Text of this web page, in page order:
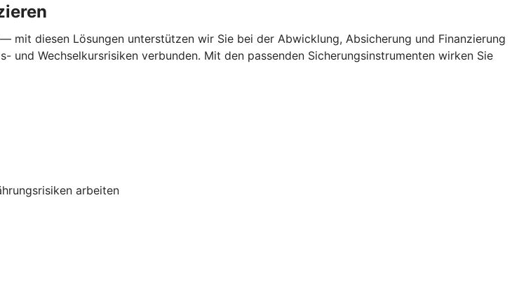
diesen Lösungen unterstützen wir Sie bei der Abwicklung, Absicherung und Finanzierung
und Wechselkursrisiken verbunden. Mit den passenden Sicherungsinstrumenten wirken Sie
arbeiten